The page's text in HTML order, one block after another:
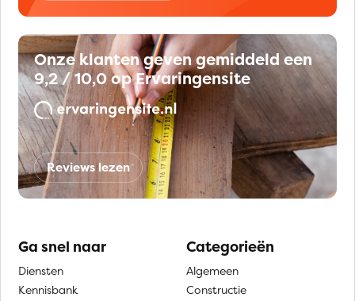
Onze klanten geven gemiddeld een
9,2 / 10,0 op Ervaringensite
Reviews lezen
Ga snel naar
Diensten
Kennisbank
Categorieën
Algemeen
Constructie